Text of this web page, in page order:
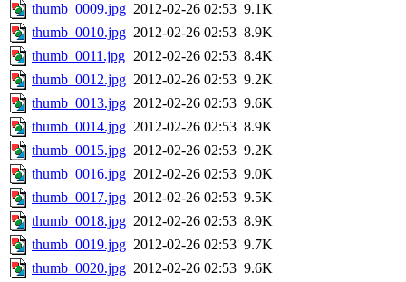
thumb_0009.jpg 2012-02-26 02:53 9.1K
thumb_0010.jpg 2012-02-26 02:53 8.9K
thumb_0011.jpg 2012-02-26 02:53 8.4K
thumb_0012.jpg 2012-02-26 02:53 9.2K
thumb_0013.jpg 2012-02-26 02:53 9.6K
thumb_0014.jpg 2012-02-26 02:53 8.9K
thumb_0015.jpg 2012-02-26 02:53 9.2K
thumb_0016.jpg 2012-02-26 02:53 9.0K
thumb_0017.jpg 2012-02-26 02:53 9.5K
thumb_0018.jpg 2012-02-26 02:53 8.9K
thumb_0019.jpg 2012-02-26 02:53 9.7K
thumb_0020.jpg 2012-02-26 02:53 9.6K